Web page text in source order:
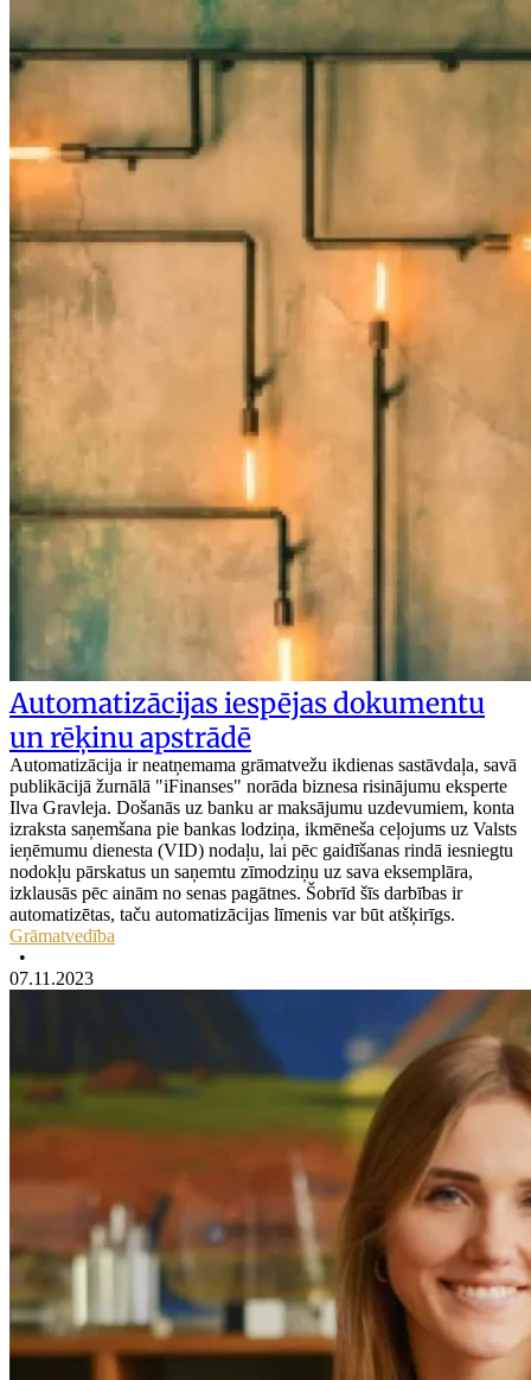
Automatizācijas iespējas dokumentu
un rēķinu apstrādē
Automatizācija ir neatņemama grāmatvežu ikdienas sastāvdaļa, savā
publikācijā žurnālā "iFinanses" norāda biznesa risinājumu eksperte
Ilva Gravleja. Došanās uz banku ar maksājumu uzdevumiem, konta
izraksta saņemšana pie bankas lodziņa, ikmēneša ceļojums uz Valsts
ieņēmumu dienesta (VID) nodaļu, lai pēc gaidīšanas rindā iesniegtu
nodokļu pārskatus un saņemtu zīmodziņu uz sava eksemplāra,
izklausās pēc ainām no senas pagātnes. Šobrīd šīs darbības ir
automatizētas, taču automatizācijas līmenis var būt atšķirīgs.
Grāmatvedība
•
07.11.2023